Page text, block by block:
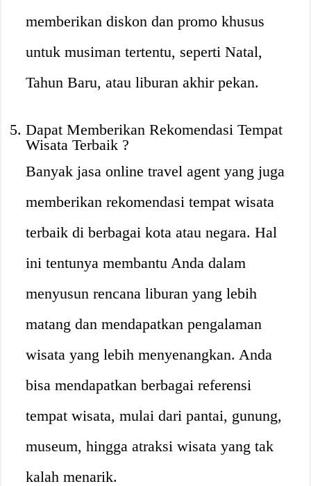
memberikan diskon dan promo khusus
untuk musiman tertentu, seperti Natal,
Tahun Baru, atau liburan akhir pekan.
Dapat Memberikan Rekomendasi Tempat
Wisata Terbaik ?️
Banyak jasa online travel agent yang juga
memberikan rekomendasi tempat wisata
terbaik di berbagai kota atau negara. Hal
ini tentunya membantu Anda dalam
menyusun rencana liburan yang lebih
matang dan mendapatkan pengalaman
wisata yang lebih menyenangkan. Anda
bisa mendapatkan berbagai referensi
tempat wisata, mulai dari pantai, gunung,
museum, hingga atraksi wisata yang tak
kalah menarik.